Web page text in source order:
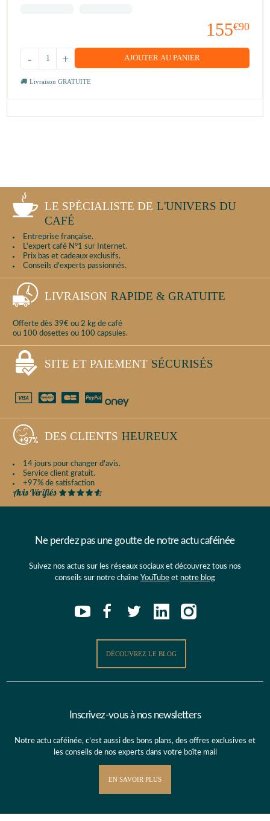
155€90
+
- AJOUTER AU PANIER
Livraison GRATUITE
LE SPÉCIALISTE DE L'UNIVERS DU
CAFÉ
Entreprise française.
L'expert café N°1 sur Internet.
Prix bas et cadeaux exclusifs.
Conseils d'experts passionnés.
LIVRAISON RAPIDE & GRATUITE
Offerte dès 39€ ou 2 kg de café
ou 100 dosettes ou 100 capsules.
SITE ET PAIEMENT SÉCURISÉS
DES CLIENTS HEUREUX
14 jours pour changer d'avis.
Service client gratuit.
+97% de satisfaction
Ne perdez pas une goutte de notre actu caféinée
Suivez nos actus sur les réseaux sociaux et découvrez tous nos
conseils sur notre chaîne YouTube et notre blog
DÉCOUVREZ LE BLOG
Inscrivez-vous à nos newsletters
Notre actu caféinée, c’est aussi des bons plans, des offres exclusives et
les conseils de nos experts dans votre boîte mail
EN SAVOIR PLUS